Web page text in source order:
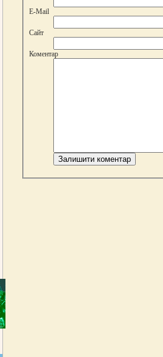
E-Mail
Сайт
Коментар